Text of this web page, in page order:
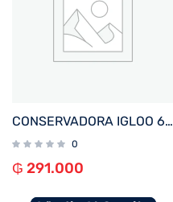
CONSERVADORA IGLOO 6 LITROS RETRO LITTLE PLAYMATE ROSA 32709
0
₲ 291.000